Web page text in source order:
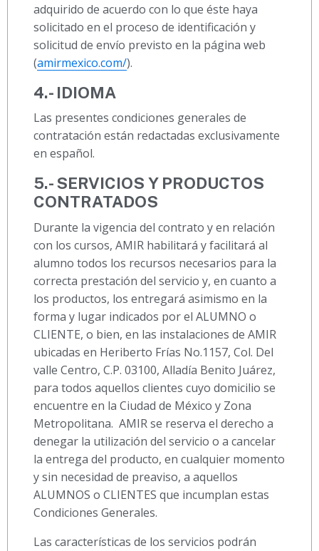
adquirido de acuerdo con lo que éste haya
solicitado en el proceso de identificación y
solicitud de envío previsto en la página web
(amirmexico.com/).
4.- IDIOMA
Las presentes condiciones generales de
contratación están redactadas exclusivamente
en español.
5.- SERVICIOS Y PRODUCTOS
CONTRATADOS
Durante la vigencia del contrato y en relación
con los cursos, AMIR habilitará y facilitará al
alumno todos los recursos necesarios para la
correcta prestación del servicio y, en cuanto a
los productos, los entregará asimismo en la
forma y lugar indicados por el ALUMNO o
CLIENTE, o bien, en las instalaciones de AMIR
ubicadas en Heriberto Frías No.1157, Col. Del
valle Centro, C.P. 03100, Alladía Benito Juárez,
para todos aquellos clientes cuyo domicilio se
encuentre en la Ciudad de México y Zona
Metropolitana. AMIR se reserva el derecho a
denegar la utilización del servicio o a cancelar
la entrega del producto, en cualquier momento
y sin necesidad de preaviso, a aquellos
ALUMNOS o CLIENTES que incumplan estas
Condiciones Generales.
Las características de los servicios podrán